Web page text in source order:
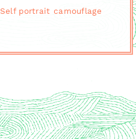
Self portrait camouflage